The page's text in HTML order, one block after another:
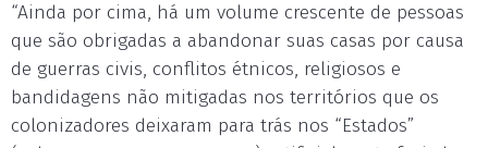
“Ainda por cima, há um volume crescente de pessoas
que são obrigadas a abandonar suas casas por causa
de guerras civis, conflitos étnicos, religiosos e
bandidagens não mitigadas nos territórios que os
colonizadores deixaram para trás nos “Estados”